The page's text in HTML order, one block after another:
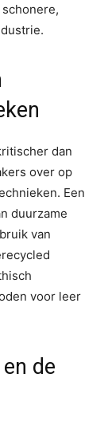
dan
over op
Een
duurzame
van
voor leer
de